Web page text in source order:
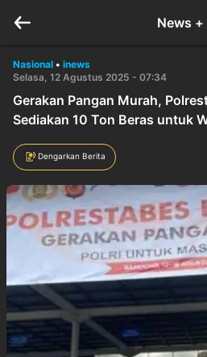
News +
Nasional • inews
Selasa, 12 Agustus 2025 - 07:34
Gerakan Pangan Murah,
Sediakan 10 Ton Beras untuk
Dengarkan Berita